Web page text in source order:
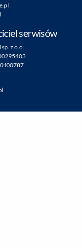
serwisów
sp. z o.o.